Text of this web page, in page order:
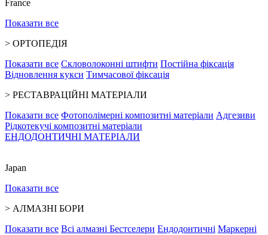
France
Показати все
> ОРТОПЕДІЯ
Показати все Скловолоконні штифти Постійна фіксація
Відновлення кукси Тимчасової фіксація
> РЕСТАВРАЦІЙНІ МАТЕРІАЛИ
Показати все Фотополімерні композитні матеріали Адгезиви
Рідкотекучі композитні матеріали
ЕНДОДОНТИЧНІ МАТЕРІАЛИ
Japan
Показати все
> АЛМАЗНІ БОРИ
Показати все Всі алмазні Бестселери Ендодонтичні Маркерні